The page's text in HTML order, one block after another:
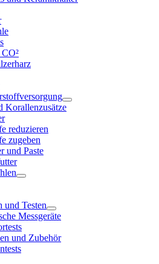
Korallenzusätze
reduzieren
zugeben
und Paste
und Testen
Messgeräte
und Zubehör